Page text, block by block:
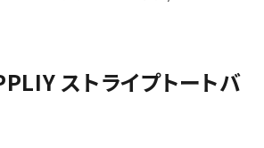
ストライプトートバ